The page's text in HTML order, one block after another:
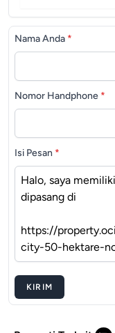
Nama Anda *
Nomor Handphone *
Isi Pesan *
KIRIM